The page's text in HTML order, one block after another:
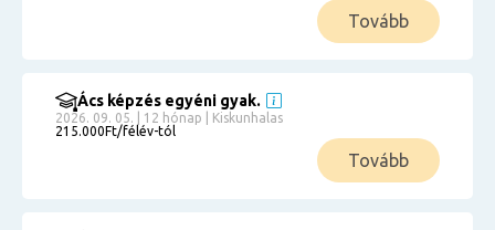
Tovább
Ács képzés egyéni gyak.
2026. 09. 05. | 12 hónap | Kiskunhalas
215.000Ft/félév-tól
Tovább